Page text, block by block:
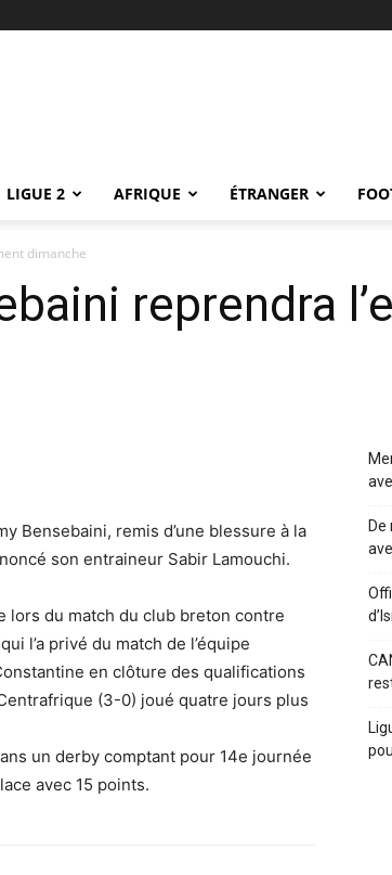
LIGUE 2 AFRIQUE ÉTRANGER
dimanche
reprendra
Bensebaini, remis d’une blessure à la
son entraineur Sabir Lamouchi.
lors du match du club breton contre
l’a privé du match de l’équipe
en clôture des qualifications
(3-0) joué quatre jours plus
un derby comptant pour 14e journée
avec 15 points.